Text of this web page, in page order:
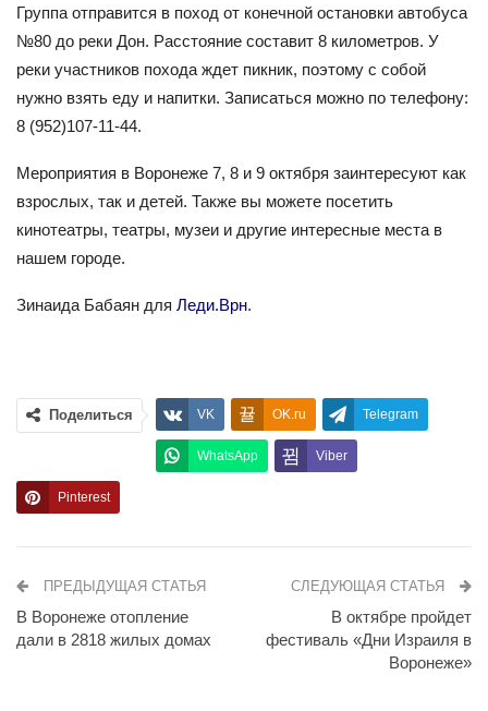
Группа отправится в поход от конечной остановки автобуса
№80 до реки Дон. Расстояние составит 8 километров. У
реки участников похода ждет пикник, поэтому с собой
нужно взять еду и напитки. Записаться можно по телефону:
8 (952)107-11-44.
Мероприятия в Воронеже 7, 8 и 9 октября заинтересуют как
взрослых, так и детей. Также вы можете посетить
кинотеатры, театры, музеи и другие интересные места в
нашем городе.
Зинаида Бабаян для Леди.Врн.
Поделиться VK OK.ru Telegram
WhatsApp Viber
Pinterest
ПРЕДЫДУЩАЯ СТАТЬЯ
В Воронеже отопление
дали в 2818 жилых домах
СЛЕДУЮЩАЯ СТАТЬЯ
В октябре пройдет
фестиваль «Дни Израиля в
Воронеже»